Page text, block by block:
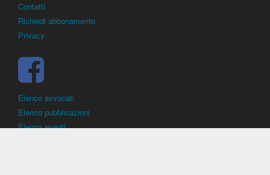
Contatti
Richiedi abbonamento
Privacy
Elenco avvocati
Elenco pubblicazioni
Elenco eventi